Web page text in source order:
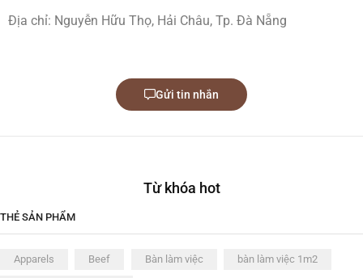
Địa chỉ: Nguyễn Hữu Thọ, Hải Châu, Tp. Đà Nẵng
Gửi tin nhắn
Từ khóa hot
THẺ SẢN PHẨM
Apparels Beef Bàn làm việc bàn làm việc 1m2